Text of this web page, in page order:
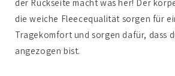
der Rückseite macht was her! Der
die weiche Fleecequalität sorgen für
Tragekomfort und sorgen dafür, dass
angezogen bist.